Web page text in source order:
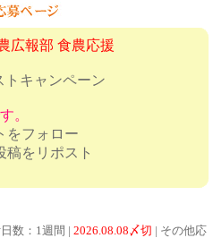
広報部 食農応援
トキャンペーン
。
をフォロー
稿をリポスト
数：1週間 | 2026.08.08〆切 | その他応